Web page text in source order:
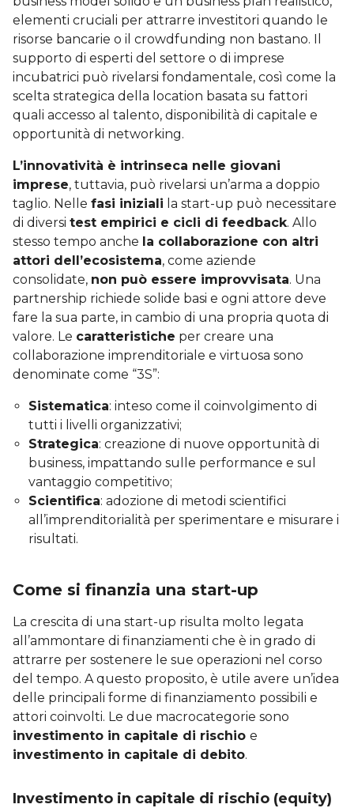
elementi cruciali per attrarre investitori quando le
risorse bancarie o il crowdfunding non bastano. Il
supporto di esperti del settore o di imprese
incubatrici può rivelarsi fondamentale, così come la
scelta strategica della location basata su fattori
quali accesso al talento, disponibilità di capitale e
opportunità di networking.
L’innovatività è intrinseca nelle giovani
imprese, tuttavia, può rivelarsi un’arma a doppio
taglio. Nelle fasi iniziali la start-up può necessitare
di diversi test empirici e cicli di feedback. Allo
stesso tempo anche la collaborazione con altri
attori dell’ecosistema, come aziende
consolidate, non può essere improvvisata. Una
partnership richiede solide basi e ogni attore deve
fare la sua parte, in cambio di una propria quota di
valore. Le caratteristiche per creare una
collaborazione imprenditoriale e virtuosa sono
denominate come “3S”:
Sistematica: inteso come il coinvolgimento di
tutti i livelli organizzativi;
Strategica: creazione di nuove opportunità di
business, impattando sulle performance e sul
vantaggio competitivo;
Scientifica: adozione di metodi scientifici
all’imprenditorialità per sperimentare e misurare i
risultati.
Come si finanzia una start-up
La crescita di una start-up risulta molto legata
all’ammontare di finanziamenti che è in grado di
attrarre per sostenere le sue operazioni nel corso
del tempo. A questo proposito, è utile avere un’idea
delle principali forme di finanziamento possibili e
attori coinvolti. Le due macrocategorie sono
investimento in capitale di rischio e
investimento in capitale di debito.
Investimento in capitale di rischio (equity)